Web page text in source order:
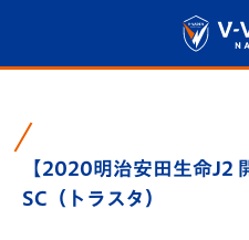
【2020明治安田生命J2
SC（トラスタ）